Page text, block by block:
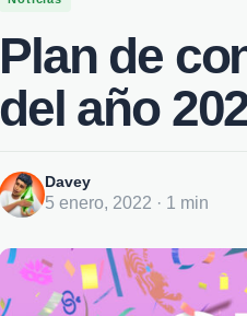
Plan de
del año
Davey
5 enero, 2022 · 1 min